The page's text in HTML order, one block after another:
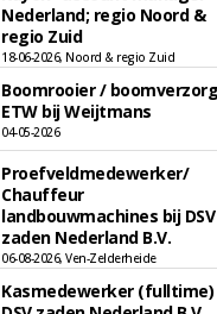
Nederland; regio Noord &
regio Zuid
18-06-2026, Noord & regio Zuid
Boomrooier /
ETW bij Weijtmans
04-05-2026
Proefveldmedewerker/
Chauffeur
landbouwmachines bij DSV
zaden Nederland B.V.
06-08-2026, Ven-Zelderheide
Kasmedewerker (fulltime)